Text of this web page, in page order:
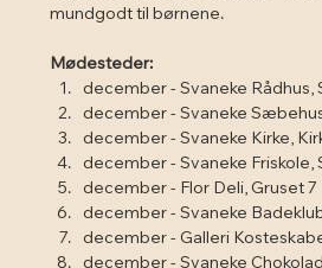
mundgodt til børnene.
Mødesteder:
december - Svaneke Rådhus,
december - Svaneke
december - Svaneke Kirke,
december - Svaneke Friskole,
december - Flor Deli, Gruset 7
december - Svaneke
december - Galleri
december - Svaneke